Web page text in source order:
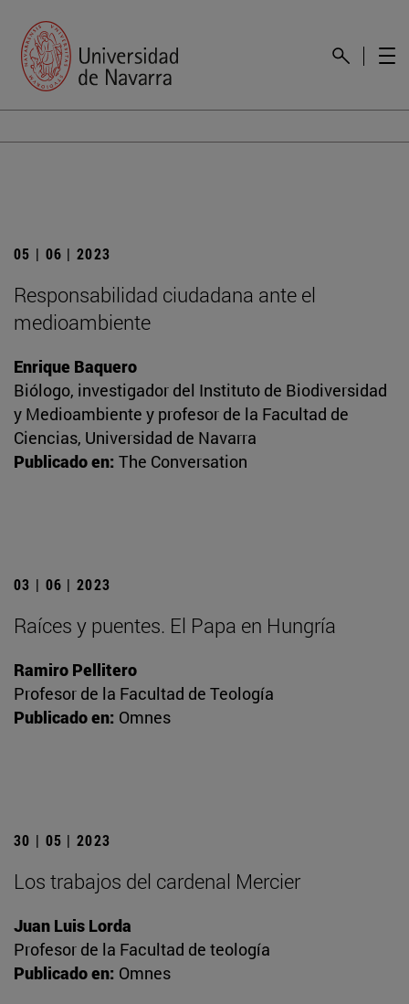
05 | 06 | 2023
Responsabilidad ciudadana ante el
medioambiente
Enrique Baquero
Biólogo, investigador del Instituto de Biodiversidad
y Medioambiente y profesor de la Facultad de
Ciencias, Universidad de Navarra
Publicado en: The Conversation
03 | 06 | 2023
Raíces y puentes. El Papa en Hungría
Ramiro Pellitero
Profesor de la Facultad de Teología
Publicado en: Omnes
30 | 05 | 2023
Los trabajos del cardenal Mercier
Juan Luis Lorda
Profesor de la Facultad de teología
Publicado en: Omnes